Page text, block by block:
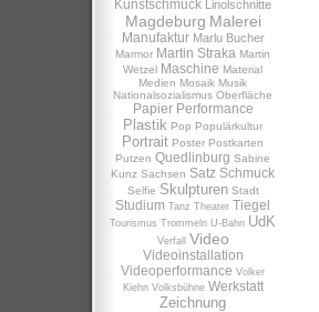
Kunstschmuck Linolschnitte
Magdeburg Malerei
Manufaktur Marlu Bucher
Marmor Martin Straka Martin
Wetzel Maschine Material
Medien Mosaik Musik
Nationalsozialismus Oberfläche
Papier Performance
Plastik Pop Populärkultur
Portrait Poster Postkarten
Putzen Quedlinburg Sabine
Kunz Sachsen Satz Schmuck
Selfie Skulpturen Stadt
Studium Tanz Theater Tiegel
Tourismus Trommeln U-Bahn UdK
Verfall Video
Videoinstallation
Videoperformance Volker
Kiehn Volksbühne Werkstatt
Zeichnung